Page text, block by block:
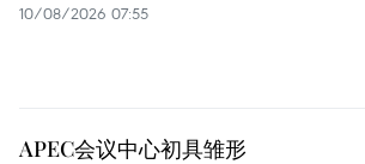
10/08/2026 07:55
APEC会议中心初具雏形